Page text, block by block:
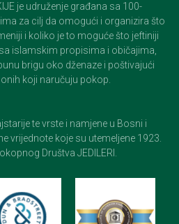
je udruženje građana sa 100-
za cilj da omogući i organizira što
i koliko je to moguće što jeftiniji
islamskim propisima i običajima,
brigu oko dženaze i poštivajući
koji naručuju pokop.
te vrste i namjene u Bosni i
vrijednote koje su utemeljene 1923.
Društva JEDILERI.